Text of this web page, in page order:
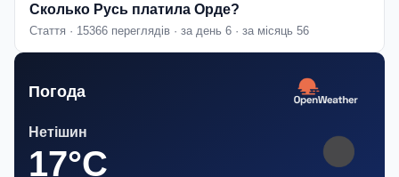
Сколько Русь платила Орде?
Стаття · 15366 переглядів · за день 6 · за місяць 56
Погода
Нетішин
17°C